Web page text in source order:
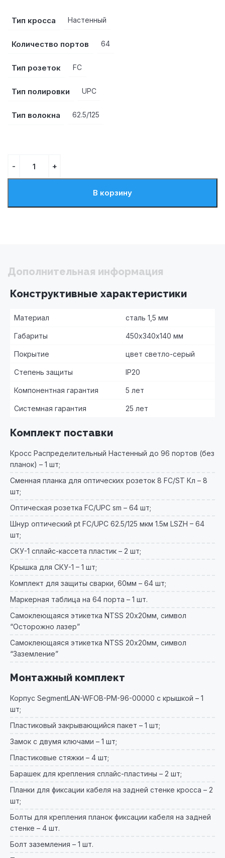
Тип кросса Настенный
Количество портов 64
Тип розеток FC
Тип полировки UPC
Тип волокна 62.5/125
В корзину
Дополнительная информация
Конструктивные характеристики
Материал сталь 1,5 мм
Габариты 450х340х140 мм
Покрытие цвет светло-серый
Степень защиты IP20
Компонентная гарантия 5 лет
Системная гарантия 25 лет
Комплект поставки
Кросс Распределительный Настенный до 96 портов (без
планок) – 1 шт;
Сменная планка для оптических розеток 8 FC/ST Кл – 8
шт;
Оптическая розетка FC/UPC sm – 64 шт;
Шнур оптический pt FC/UPC 62.5/125 мкм 1.5м LSZH – 64
шт;
СКУ-1 сплайс-кассета пластик – 2 шт;
Крышка для СКУ-1 – 1 шт;
Комплект для защиты сварки, 60мм – 64 шт;
Маркерная таблица на 64 порта – 1 шт.
Самоклеющаяся этикетка NTSS 20х20мм, символ
“Осторожно лазер”
Самоклеющаяся этикетка NTSS 20х20мм, символ
“Заземление”
Монтажный комплект
Корпус SegmentLAN-WFOB-PM-96-00000 с крышкой – 1
шт;
Пластиковый закрывающийся пакет – 1 шт;
Замок с двумя ключами – 1 шт;
Пластиковые стяжки – 4 шт;
Барашек для крепления сплайс-пластины – 2 шт;
Планки для фиксации кабеля на задней стенке кросса – 2
шт;
Болты для крепления планок фиксации кабеля на задней
стенке – 4 шт.
Болт заземления – 1 шт.